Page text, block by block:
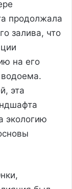
продолжала
залива, что
на его
водоема.
эта
экологию